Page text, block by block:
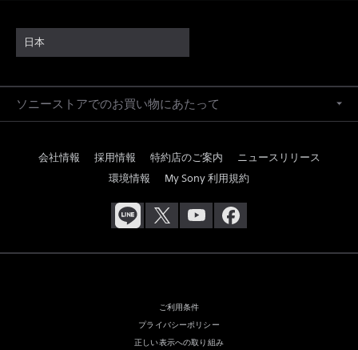
日本
ソニーストアでのお買い物にあたって
会社情報 採用情報 特約店のご案内
ニュースリリース
環境情報
My Sony 利用規約
ご利用条件
プライバシーポリシー
正しい表示への取り組み